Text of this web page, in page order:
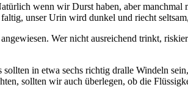
wenn wir Durst haben, aber
unser Urin wird dunkel und riecht
Wer nicht ausreichend trinkt,
in etwa sechs richtig dralle Windeln
sollten wir auch überlegen, ob die